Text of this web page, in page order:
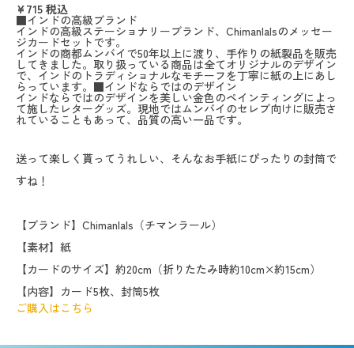
¥715 税込
■インドの高級ブランド
インドの高級ステーショナリーブランド、Chimanlalsのメッセー
ジカードセットです。
インドの商都ムンバイで50年以上に渡り、手作りの紙製品を販売
してきました。取り扱っている商品は全てオリジナルのデザイン
で、インドのトラディショナルなモチーフを丁寧に紙の上にあし
らっています。■インドならではのデザイン
インドならではのデザインを美しい金色のペインティングによっ
て施したレターグッズ。現地ではムンバイのセレブ向けに販売さ
れていることもあって、品質の高い一品です。
送って楽しく貰ってうれしい、そんなお手紙にぴったりの封筒で
すね！
【ブランド】Chimanlals（チマンラール）
【素材】紙
【カードのサイズ】約20cm（折りたたみ時約10cm×約15cm）
【内容】カード5枚、封筒5枚
ご購入はこちら